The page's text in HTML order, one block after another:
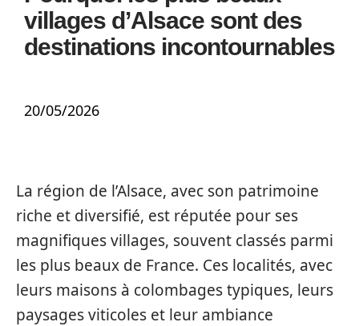
villages d’Alsace sont des
destinations incontournables
20/05/2026
La région de l’Alsace, avec son patrimoine
riche et diversifié, est réputée pour ses
magnifiques villages, souvent classés parmi
les plus beaux de France. Ces localités, avec
leurs maisons à colombages typiques, leurs
paysages viticoles et leur ambiance